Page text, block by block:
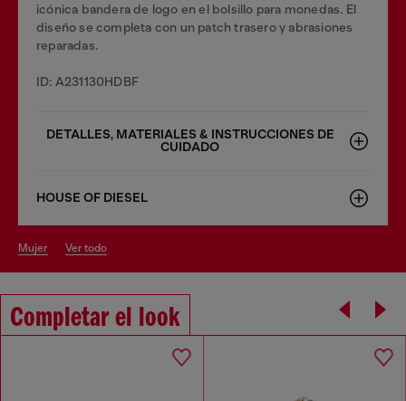
icónica bandera de logo en el bolsillo para monedas. El
diseño se completa con un patch trasero y abrasiones
reparadas.
ID: A231130HDBF
DETALLES, MATERIALES & INSTRUCCIONES DE
CUIDADO
HOUSE OF DIESEL
mujer ver todo
Completar el look